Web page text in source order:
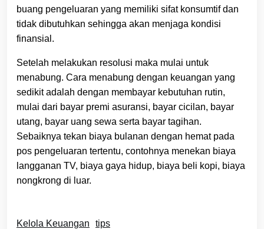
buang pengeluaran yang memiliki sifat konsumtif dan
tidak dibutuhkan sehingga akan menjaga kondisi
finansial.
Setelah melakukan resolusi maka mulai untuk
menabung. Cara menabung dengan keuangan yang
sedikit adalah dengan membayar kebutuhan rutin,
mulai dari bayar premi asuransi, bayar cicilan, bayar
utang, bayar uang sewa serta bayar tagihan.
Sebaiknya tekan biaya bulanan dengan hemat pada
pos pengeluaran tertentu, contohnya menekan biaya
langganan TV, biaya gaya hidup, biaya beli kopi, biaya
nongkrong di luar.
Kelola Keuangan tips